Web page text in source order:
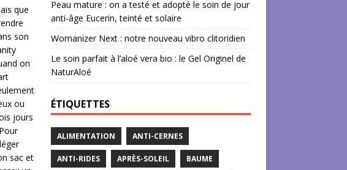
que
son
on
ou
jours
sac et
Peau mature : on a testé et adopté le soin de jour
anti-âge Eucerin, teinté et solaire
Womanizer Next : notre nouveau vibro clitoridien
Le soin parfait à l’aloé vera bio : le Gel Originel de
NaturAloé
ÉTIQUETTES
ALIMENTATION ANTI-CERNES
ANTI-RIDES APRÈS-SOLEIL BAUME